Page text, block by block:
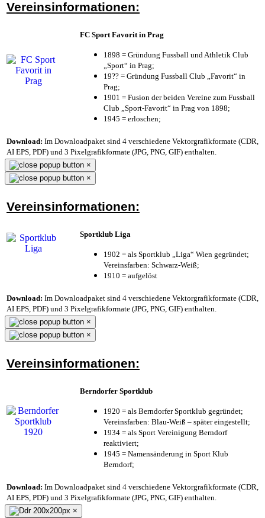
Vereinsinformationen:
FC Sport Favorit in Prag
1898 = Gründung Fussball und Athletik Club
„Sport“ in Prag;
19?? = Gründung Fussball Club „Favorit“ in
Prag;
1901 = Fusion der beiden Vereine zum Fussball
Club „Sport-Favorit“ in Prag von 1898;
1945 = erloschen;
Download: Im Downloadpaket sind 4 verschiedene Vektorgrafikformate (CDR,
AI EPS, PDF) und 3 Pixelgrafikformate (JPG, PNG, GIF) enthalten.
×
×
Vereinsinformationen:
Sportklub Liga
1902 = als Sportklub „Liga“ Wien gegründet;
Vereinsfarben: Schwarz-Weiß;
1910 = aufgelöst
Download: Im Downloadpaket sind 4 verschiedene Vektorgrafikformate (CDR,
AI EPS, PDF) und 3 Pixelgrafikformate (JPG, PNG, GIF) enthalten.
×
×
Vereinsinformationen:
Berndorfer Sportklub
1920 = als Berndorfer Sportklub gegründet;
Vereinsfarben: Blau-Weiß – später eingestellt;
1934 = als Sport Vereinigung Berndorf
reaktiviert;
1945 = Namensänderung in Sport Klub
Berndorf;
Download: Im Downloadpaket sind 4 verschiedene Vektorgrafikformate (CDR,
AI EPS, PDF) und 3 Pixelgrafikformate (JPG, PNG, GIF) enthalten.
×